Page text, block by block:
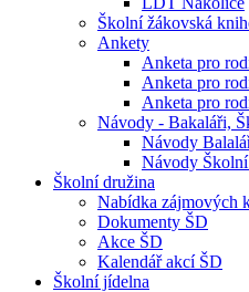
Školní žákovská
Ankety
Anketa pro
Anketa pro
Anketa pro
Návody - Bakaláři,
Návody
Návody
Školní družina
Nabídka zájmových
Dokumenty ŠD
Akce ŠD
Kalendář akcí ŠD
Školní jídelna